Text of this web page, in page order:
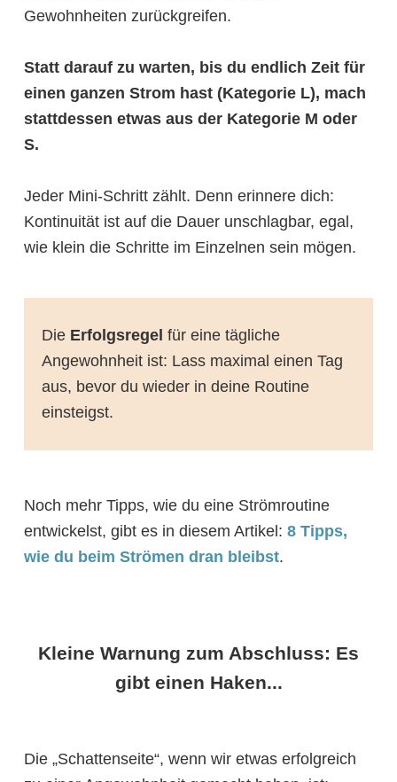
Gewohnheiten zurückgreifen.
Statt darauf zu warten, bis du endlich Zeit für
einen ganzen Strom hast (Kategorie L), mach
stattdessen etwas aus der Kategorie M oder
S.
Jeder Mini-Schritt zählt. Denn erinnere dich:
Kontinuität ist auf die Dauer unschlagbar, egal,
wie klein die Schritte im Einzelnen sein mögen.
Die Erfolgsregel für eine tägliche
Angewohnheit ist: Lass maximal einen Tag
aus, bevor du wieder in deine Routine
einsteigst.
Noch mehr Tipps, wie du eine Strömroutine
entwickelst, gibt es in diesem Artikel: 8 Tipps,
wie du beim Strömen dran bleibst.
Kleine Warnung zum Abschluss: Es
gibt einen Haken...
Die „Schattenseite“, wenn wir etwas erfolgreich